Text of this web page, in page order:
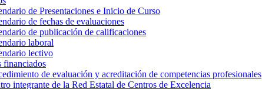
de Presentaciones e Inicio de Curso
de fechas de evaluaciones
de publicación de calificaciones
laboral
lectivo
financiados
de evaluación y acreditación de competencias profesionales
integrante de la Red Estatal de Centros de Excelencia